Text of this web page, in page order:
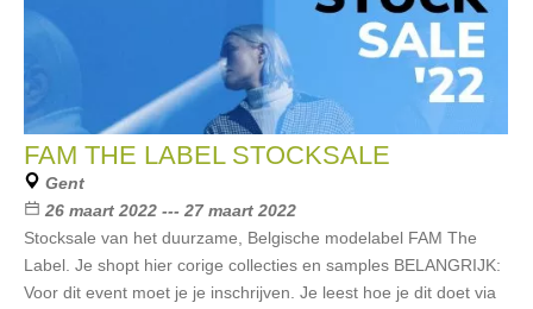
FAM THE LABEL STOCKSALE
Gent
26 maart 2022 --- 27 maart 2022
Stocksale van het duurzame, Belgische modelabel FAM The
Label. Je shopt hier corige collecties en samples BELANGRIJK:
Voor dit event moet je je inschrijven. Je leest hoe je dit doet via